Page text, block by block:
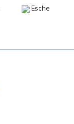
Esche